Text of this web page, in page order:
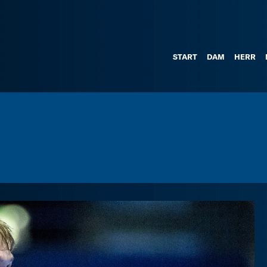
START DAM HERR